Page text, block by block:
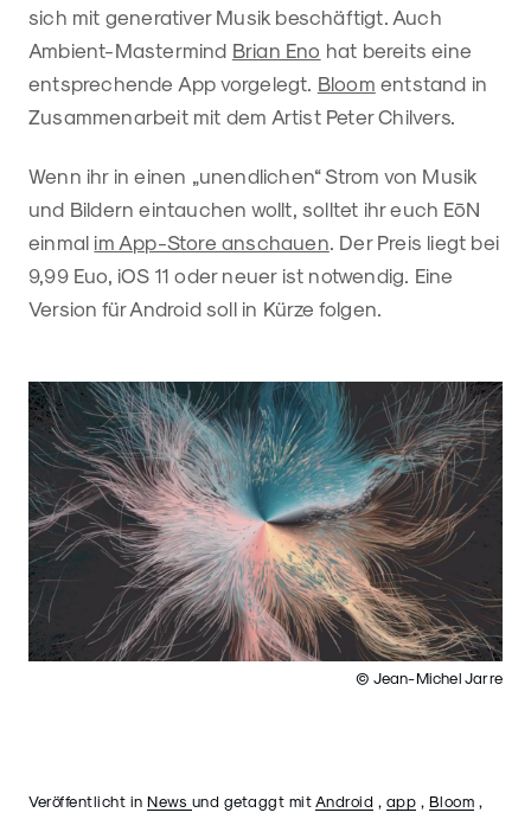
sich mit generativer Musik beschäftigt. Auch
Ambient-Mastermind Brian Eno hat bereits eine
entsprechende App vorgelegt. Bloom entstand in
Zusammenarbeit mit dem Artist Peter Chilvers.
Wenn ihr in einen „unendlichen“ Strom von Musik
und Bildern eintauchen wollt, solltet ihr euch EōN
einmal im App-Store anschauen . Der Preis liegt bei
9,99 Euo, iOS 11 oder neuer ist notwendig. Eine
Version für Android soll in Kürze folgen.
© Jean-Michel Jarre
Veröffentlicht in News und getaggt mit Android , app , Bloom ,